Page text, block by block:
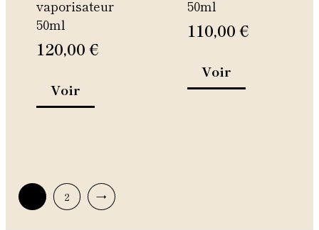
vaporisateur
50ml
120,00€
Voir
la
du
50ml
110,00 €
Voir
page
2 →